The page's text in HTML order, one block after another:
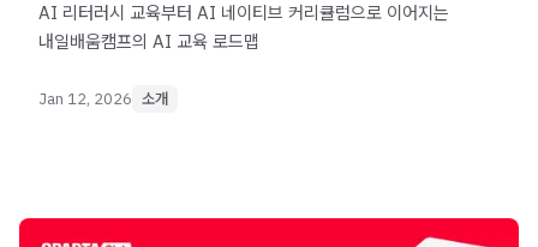
AI 리터러시 교육부터 AI 네이티브 커리큘럼으로 이어지는
내일배움캠프의 AI 교육 로드맵
Jan 12, 2026 소개